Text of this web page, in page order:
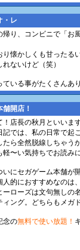
・レ
帰り、コンビニで「
り懐かしくも甘ったる
ないけど（笑）
ている事がたくさんあ
開店！
！店長の秋月といいま
記では、私の日常で起
たら全然脱線しちゃう
軽〜い気持ちでお読み
いにセガゲーム本舗が
人的におすすめなのは
ーローズは文句無しの
ィング。どちらもメガ
念の無料で使い放題！